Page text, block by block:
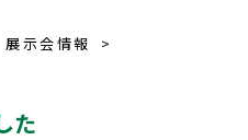
展示会情報
た